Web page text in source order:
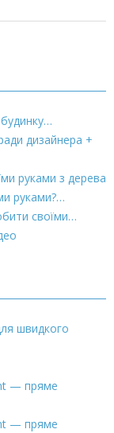
дизайнера +
руками з дерева
руками?…
своїми…
швидкого
— пряме
— пряме